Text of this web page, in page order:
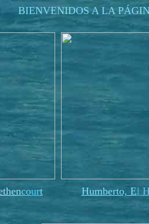
BIENVENIDOS A LA
court Humberto, El